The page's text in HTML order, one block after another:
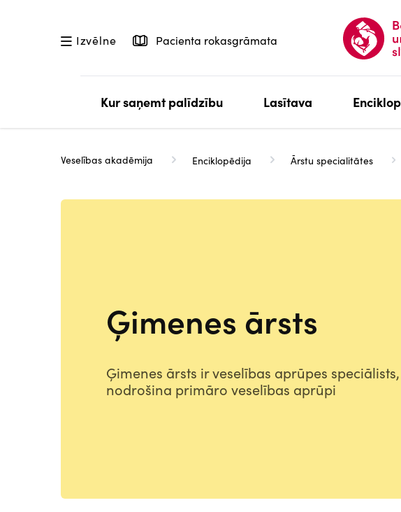
Izvēlne Pacienta rokasgrāmata
Kur saņemt palīdzību Lasītava
Veselības akadēmija Enciklopēdija Ārstu specialitātes
Ģimenes ārsts
Ģimenes ārsts ir veselības aprūpes
nodrošina primāro veselības aprūpi